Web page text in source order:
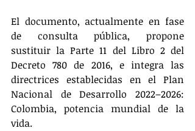
El documento, actualmente en fase
de consulta pública, propone
sustituir la Parte 11 del Libro 2 del
Decreto 780 de 2016, e integra las
directrices establecidas en el Plan
Nacional de Desarrollo 2022–2026:
Colombia, potencia mundial de la
vida​.